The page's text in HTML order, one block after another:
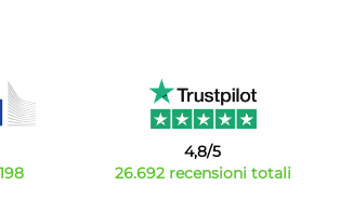
4,8/5
26.692 recensioni totali